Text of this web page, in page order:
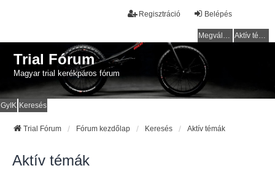
Belépés
Regisztráció
Megválaszolatlan témák Aktív témák
Trial Fórum
Magyar trial kerékpáros fórum
GyIK Keresés
Trial Fórum Fórum kezdőlap Keresés Aktív témák
Aktív témák